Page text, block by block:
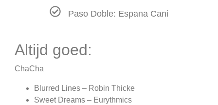
Paso Doble: Espana Cani
Altijd goed:
ChaCha
Blurred Lines – Robin Thicke
Sweet Dreams – Eurythmics